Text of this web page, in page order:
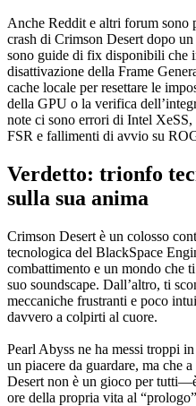
Anche Reddit e altri forum sono
crash di Crimson Desert dopo
sono guide di fix disponibili che
disattivazione della Frame
cache locale per resettare le
della GPU o la verifica
note ci sono errori di Intel
FSR e fallimenti di avvio su
Verdetto: trionfo
sulla sua anima
Crimson Desert è un colosso
tecnologica del BlackSpace
combattimento e un mondo che
suo soundscape. Dall’altro, ti
meccaniche frustranti e poco
davvero a colpirti al cuore.
Pearl Abyss ne ha messi troppi
un piacere da guardare, ma che
Desert non è un gioco per
ore della propria vita al